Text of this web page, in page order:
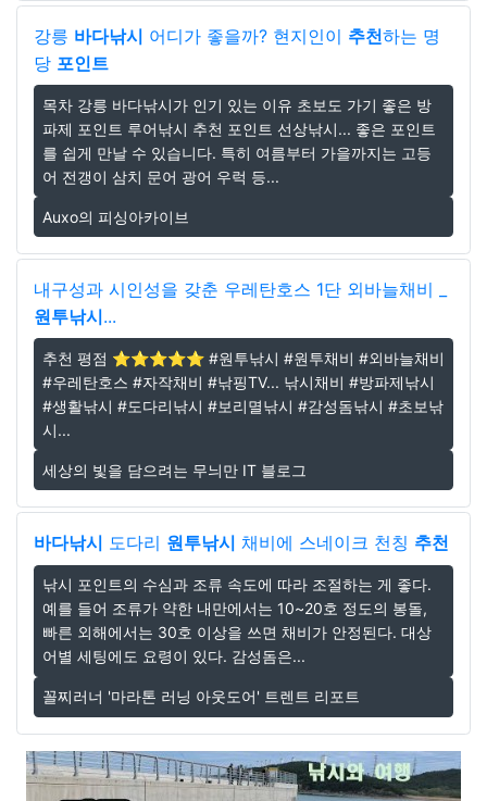
강릉 바다낚시 어디가 좋을까? 현지인이 추천하는 명
당 포인트
목차 강릉 바다낚시가 인기 있는 이유 초보도 가기 좋은 방
파제 포인트 루어낚시 추천 포인트 선상낚시... 좋은 포인트
를 쉽게 만날 수 있습니다. 특히 여름부터 가을까지는 고등
어 전갱이 삼치 문어 광어 우럭 등...
Auxo의 피싱아카이브
내구성과 시인성을 갖춘 우레탄호스 1단 외바늘채비 _
원투낚시...
추천 평점 ⭐️⭐️⭐️⭐️⭐️ #원투낚시 #원투채비 #외바늘채비
#우레탄호스 #자작채비 #낚핑TV... 낚시채비 #방파제낚시
#생활낚시 #도다리낚시 #보리멸낚시 #감성돔낚시 #초보낚
시...
세상의 빛을 담으려는 무늬만 IT 블로그
바다낚시 도다리 원투낚시 채비에 스네이크 천칭 추천
낚시 포인트의 수심과 조류 속도에 따라 조절하는 게 좋다.
예를 들어 조류가 약한 내만에서는 10~20호 정도의 봉돌,
빠른 외해에서는 30호 이상을 쓰면 채비가 안정된다. 대상
어별 세팅에도 요령이 있다. 감성돔은...
꼴찌러너 '마라톤 러닝 아웃도어' 트렌트 리포트